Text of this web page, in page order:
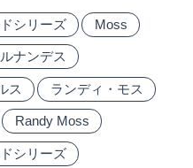
シリーズ Moss
ナンデス
ス ランディ・モス
Randy Moss
シリーズ